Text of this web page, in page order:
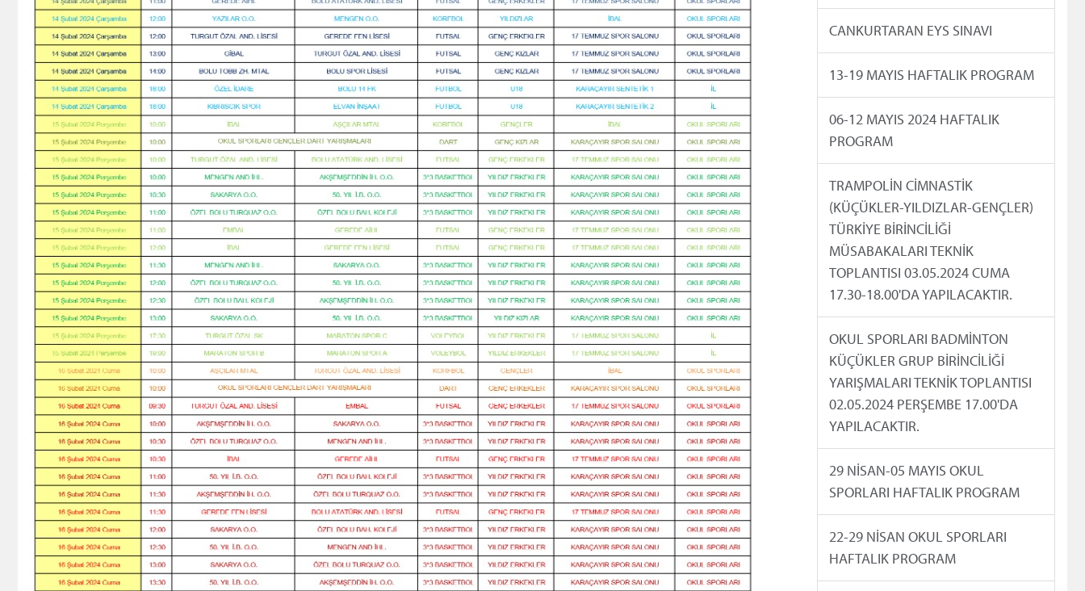
CANKURTARAN EYS SINAVI
13-19 MAYIS HAFTALIK PROGRAM
06-12 MAYIS 2024 HAFTALIK
PROGRAM
TRAMPOLİN CİMNASTİK
(KÜÇÜKLER-YILDIZLAR-GENÇLER)
TÜRKİYE BİRİNCİLİĞİ
MÜSABAKALARI TEKNİK
TOPLANTISI 03.05.2024 CUMA
17.30-18.00'DA YAPILACAKTIR.
OKUL SPORLARI BADMİNTON
KÜÇÜKLER GRUP BİRİNCİLİĞİ
YARIŞMALARI TEKNİK TOPLANTISI
02.05.2024 PERŞEMBE 17.00'DA
YAPILACAKTIR.
29 NİSAN-05 MAYIS OKUL
SPORLARI HAFTALIK PROGRAM
22-29 NİSAN OKUL SPORLARI
HAFTALIK PROGRAM